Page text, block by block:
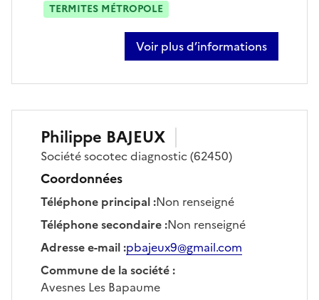
TERMITES MÉTROPOLE
Voir plus d’informations
sur raphaël andre
Philippe BAJEUX
Sociétésocotec diagnostic(62450)
Coordonnées
Téléphone principal:Non renseigné
Téléphone secondaire:Non renseigné
Adresse e-mail:pbajeux9@gmail.com
Commune de la société:
Avesnes Les Bapaume